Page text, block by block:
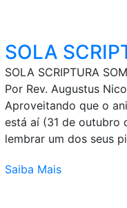
SOLA
SOLA SCRIPTURA
Por Rev. Augustus
Aproveitando que o
está aí (31 de outubro
lembrar um dos seus
Saiba Mais